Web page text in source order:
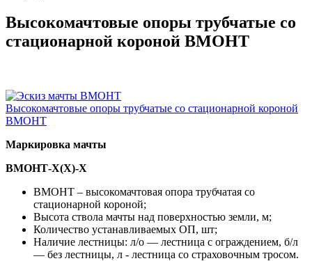
Высокомачтовые опоры трубчатые со
стационарной короной ВМОНТ
Высокомачтовые опоры трубчатые со стационарной короной
ВМОНТ
Маркировка мачты
ВМОНТ-Х(Х)-Х
ВМОНТ – высокомачтовая опора трубчатая со
стационарной короной;
Высота ствола мачты над поверхностью земли, м;
Количество устанавливаемых ОП, шт;
Наличие лестницы: л/о — лестница с ограждением, б/л
— без лестницы, л - лестница со страховочным тросом.